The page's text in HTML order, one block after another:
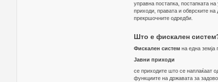
управна постапка, постапката
приходи, правата и обврските
прекршочните одредби.
Што е фискален
Фискален систем на една земја
Јавни приходи
се приходите што се наплаќаат
функциите на државата за